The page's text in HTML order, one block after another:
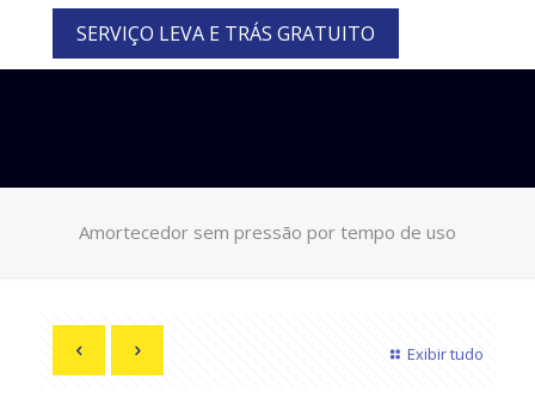
SERVIÇO LEVA E TRÁS GRATUITO
Amortecedor sem pressão por tempo de uso
Exibir tudo